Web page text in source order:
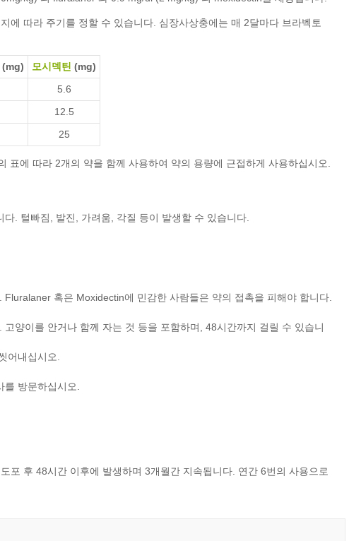
에 따라 주기를 정할 수 있습니다. 심장사상충에는 매 2달마다 브라벡토
(mg) 모시덱틴 (mg)
5.6
12.5
25
에 따라 2개의 약을 함께 사용하여 약의 용량에 근접하게 사용하십시오.
. 털빠짐, 발진, 가려움, 각질 등이 발생할 수 있습니다.
혹은 Moxidectin에 민감한 사람들은 약의 접촉을 피해야 합니다.
양이를 안거나 함께 자는 것 등을 포함하며, 48시간까지 걸릴 수 있습니
어내십시오.
방문하십시오.
포 후 48시간 이후에 발생하며 3개월간 지속됩니다. 연간 6번의 사용으로